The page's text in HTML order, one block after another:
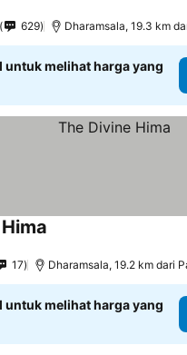
629 Dharamsala, 19.3 km
untuk melihat harga yang
17 Dharamsala, 19.2 km dari
untuk melihat harga yang